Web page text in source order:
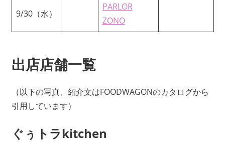
9/30（水）
PARLOR
ZONO
出店店舗一覧
（以下の写真、紹介文はFOODWAGONのカタログから
引用しています）
ぐぅトラkitchen